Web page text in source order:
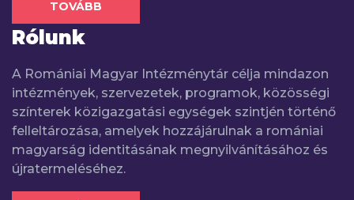
TOVÁBB
Rólunk
A Romániai Magyar Intézménytár célja mindazon
intézmények, szervezetek, programok, közösségi
színterek közigazgatási egységek szintjén történő
felleltározása, amelyek hozzájárulnak a romániai
magyarság identitásának megnyilvánításához és
újratermeléséhez.